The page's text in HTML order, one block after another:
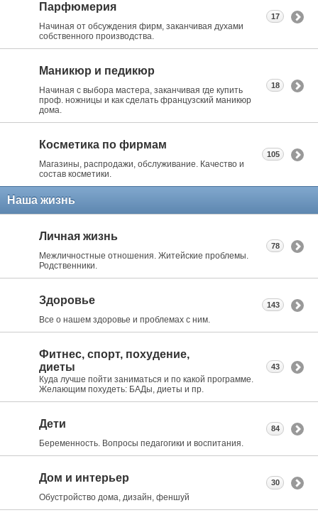
Парфюмерия
Начиная от обсуждения фирм, заканчивая духами
собственного производства.
17
Маникюр и педикюр
Начиная с выбора мастера, заканчивая где купить
проф. ножницы и как сделать французский маникюр
дома.
18
Косметика по фирмам
Магазины, распродажи, обслуживание. Качество и
состав косметики.
105
Наша жизнь
Личная жизнь
Межличностные отношения. Житейские проблемы.
Родственники.
78
Здоровье
Все о нашем здоровье и проблемах с ним.
143
Фитнес, спорт, похудение,
диеты
Куда лучше пойти заниматься и по какой программе.
Желающим похудеть: БАДы, диеты и пр.
43
Дети
Беременность. Вопросы педагогики и воспитания.
84
Дом и интерьер
Обустройство дома, дизайн, феншуй
30